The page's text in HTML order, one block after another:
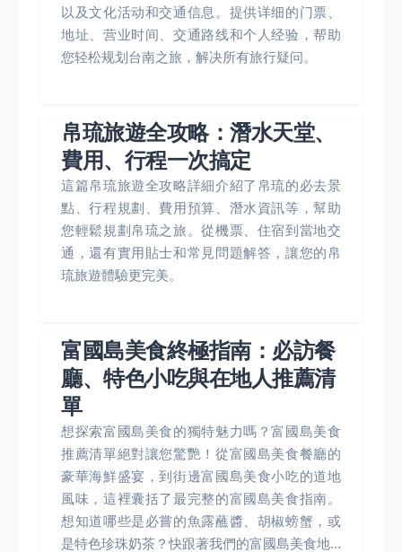
以及文化活动和交通信息。提供详细的门票、
地址、营业时间、交通路线和个人经验，帮助
您轻松规划台南之旅，解决所有旅行疑问。
帛琉旅遊全攻略：潛水天堂、
費用、行程一次搞定
這篇帛琉旅遊全攻略詳細介紹了帛琉的必去景
點、行程規劃、費用預算、潛水資訊等，幫助
您輕鬆規劃帛琉之旅。從機票、住宿到當地交
通，還有實用貼士和常見問題解答，讓您的帛
琉旅遊體驗更完美。
富國島美食終極指南：必訪餐
廳、特色小吃與在地人推薦清
單
想探索富國島美食的獨特魅力嗎？富國島美食
推薦清單絕對讓您驚艷！從富國島美食餐廳的
豪華海鮮盛宴，到街邊富國島美食小吃的道地
風味，這裡囊括了最完整的富國島美食指南。
想知道哪些是必嘗的魚露蘸醬、胡椒螃蟹，或
是特色珍珠奶茶？快跟著我們的富國島美食地...